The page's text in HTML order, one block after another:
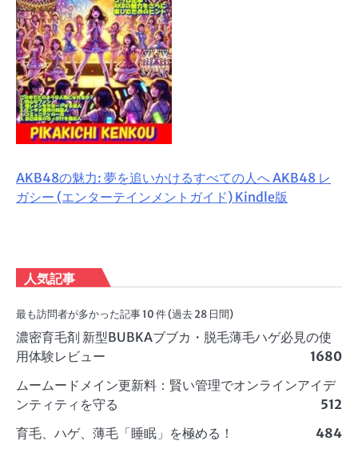
AKB48の魅力: 夢を追いかけるすべての人へ AKB48 レ
ガシー (エンターテインメントガイド) Kindle版
人気記事
最も訪問者が多かった記事 10 件 (過去 28 日間)
濃密育毛剤 新型BUBKAブブカ・脱毛薄毛ハゲ必見の使
用体験レビュー
1680
ムームードメイン更新料：賢い管理でオンラインアイデ
ンティティを守る
512
育毛、ハゲ、薄毛「睡眠」を極める！
484